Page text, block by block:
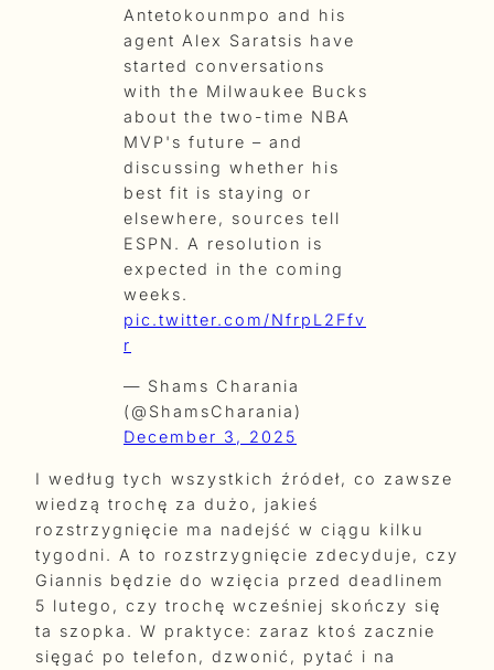
Antetokounmpo and his
agent Alex Saratsis have
started conversations
with the Milwaukee Bucks
about the two-time NBA
MVP's future – and
discussing whether his
best fit is staying or
elsewhere, sources tell
ESPN. A resolution is
expected in the coming
weeks.
pic.twitter.com/NfrpL2Ffv
r
— Shams Charania
(@ShamsCharania)
December 3, 2025
I według tych wszystkich źródeł, co zawsze
wiedzą trochę za dużo, jakieś
rozstrzygnięcie ma nadejść w ciągu kilku
tygodni. A to rozstrzygnięcie zdecyduje, czy
Giannis będzie do wzięcia przed deadlinem
5 lutego, czy trochę wcześniej skończy się
ta szopka. W praktyce: zaraz ktoś zacznie
sięgać po telefon, dzwonić, pytać i na